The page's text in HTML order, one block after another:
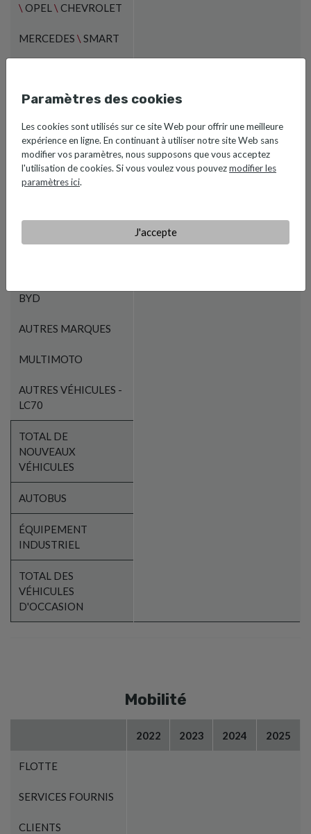
\ OPEL\ CHEVROLET
MERCEDES\ SMART
HYUNDAI\KIA
HONDA
BYD
AUTRES MARQUES
MULTIMOTO
AUTRES VÉHICULES -
LC70
TOTAL DE
NOUVEAUX
VÉHICULES
AUTOBUS
ÉQUIPEMENT
INDUSTRIEL
TOTAL DES
VÉHICULES
D'OCCASION
Mobilité
2022 2023 2024 2025
FLOTTE
SERVICES FOURNIS
CLIENTS
Paramètres des cookies
Les cookies sont utilisés sur ce site Web pour offrir une meilleure
expérience en ligne. En continuant à utiliser notre site Web sans
modifier vos paramètres, nous supposons que vous acceptez
l'utilisation de cookies. Si vous voulez vous pouvezmodifier les
paramètres ici.
J'accepte